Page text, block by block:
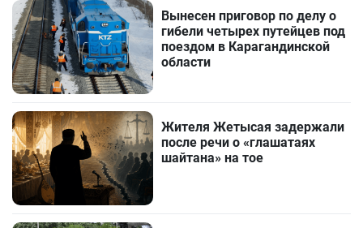
Вынесен приговор по делу о
гибели четырех путейцев под
поездом в Карагандинской
области
Жителя Жетысая задержали
после речи о «глашатаях
шайтана» на тое